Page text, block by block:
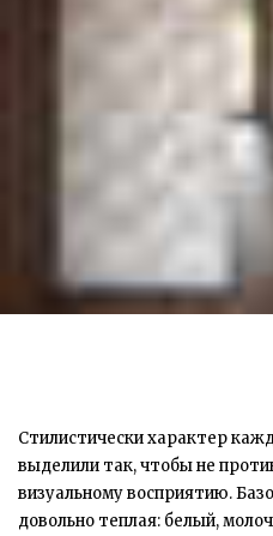
Стилистически характер
выделили так, чтобы не
визуальному восприятию.
довольно теплая: белый,